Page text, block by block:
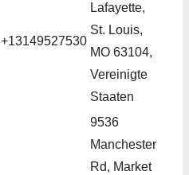
+13149527530
Lafayette,
St. Louis,
MO 63104,
Vereinigte
Staaten
9536
Manchester
Rd, Market